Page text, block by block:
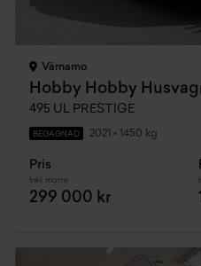
Värnamo
Hobby Hobby
495 UL PRESTIGE
BEGAGNAD 2021 • 1450 kg
Pris
Inkl. moms
299 000 kr